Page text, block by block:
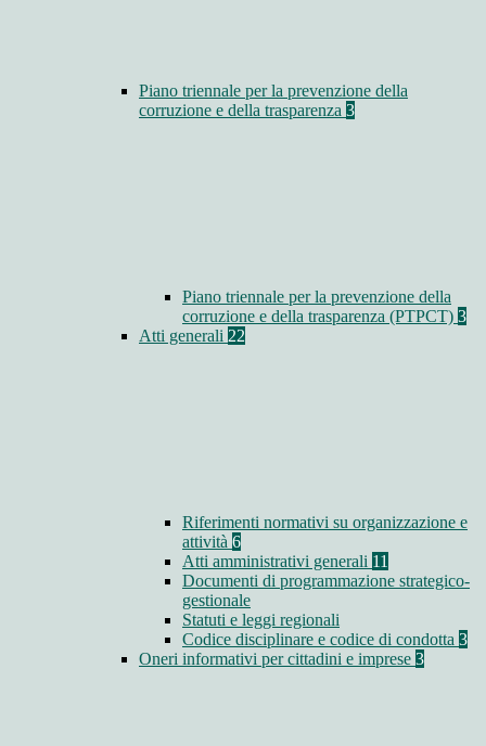
Piano triennale per la prevenzione della
corruzione e della trasparenza 3
Piano triennale per la prevenzione della
corruzione e della trasparenza (PTPCT) 3
Atti generali 22
Riferimenti normativi su organizzazione e
attività 6
Atti amministrativi generali 11
Documenti di programmazione strategico-
gestionale
Statuti e leggi regionali
Codice disciplinare e codice di condotta 3
Oneri informativi per cittadini e imprese 3